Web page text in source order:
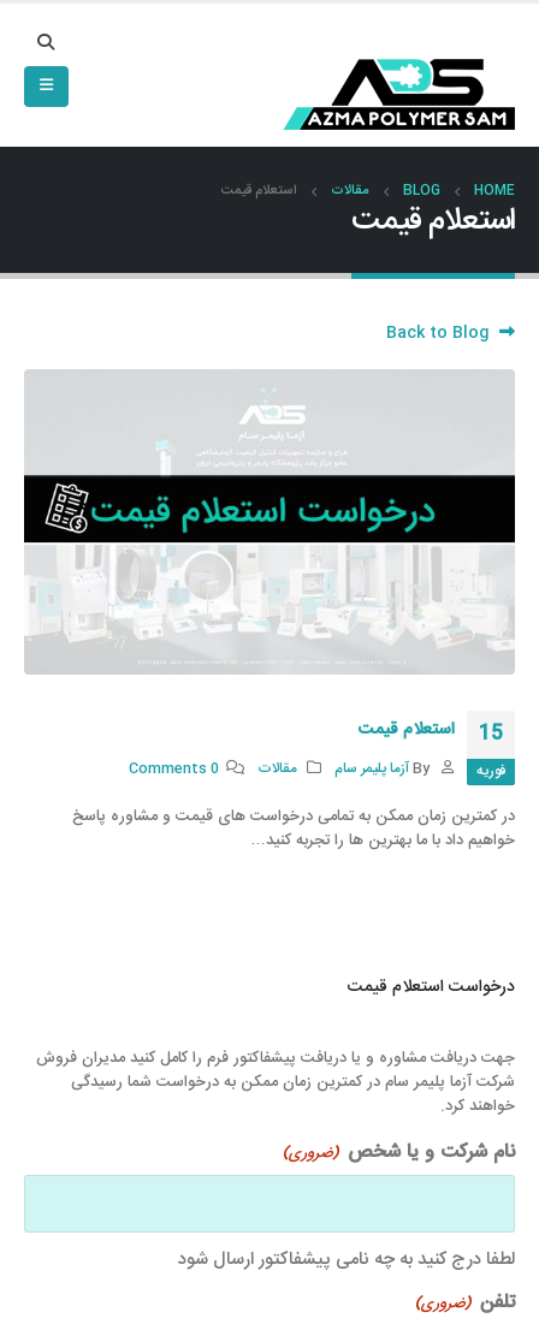
HOME
BLOG مقالات استعلام قیمت
استعلام قیمت
15
فوریه
استعلام قیمت
Byآزما پلیمر سام مقالات 0 Comments
در کمترین زمان ممکن به تمامی درخواست های قیمت و مشاوره پاسخ
خواهیم داد با ما بهترین ها را تجربه کنید…
درخواست استعلام قیمت
جهت دریافت مشاوره و یا دریافت پیشفاکتور فرم را کامل کنید مدیران فروش
شرکت آزما پلیمر سام در کمترین زمان ممکن به درخواست شما رسیدگی
خواهند کرد.
نام شرکت و یا شخص (ضروری)
لطفا درج کنید به چه نامی پیشفاکتور ارسال شود
تلفن (ضروری)